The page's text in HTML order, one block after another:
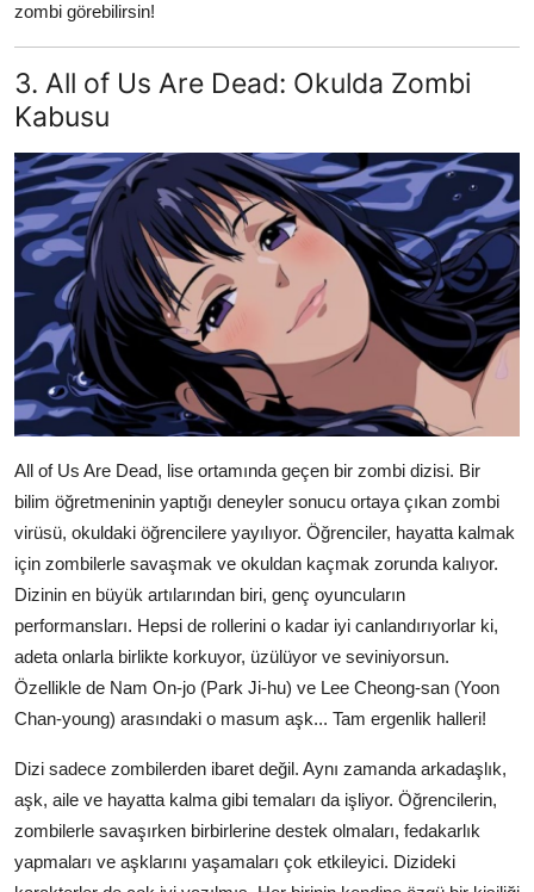
zombi görebilirsin!
3. All of Us Are Dead: Okulda Zombi
Kabusu
All of Us Are Dead, lise ortamında geçen bir zombi dizisi. Bir
bilim öğretmeninin yaptığı deneyler sonucu ortaya çıkan zombi
virüsü, okuldaki öğrencilere yayılıyor. Öğrenciler, hayatta kalmak
için zombilerle savaşmak ve okuldan kaçmak zorunda kalıyor.
Dizinin en büyük artılarından biri, genç oyuncuların
performansları. Hepsi de rollerini o kadar iyi canlandırıyorlar ki,
adeta onlarla birlikte korkuyor, üzülüyor ve seviniyorsun.
Özellikle de Nam On-jo (Park Ji-hu) ve Lee Cheong-san (Yoon
Chan-young) arasındaki o masum aşk... Tam ergenlik halleri!
Dizi sadece zombilerden ibaret değil. Aynı zamanda arkadaşlık,
aşk, aile ve hayatta kalma gibi temaları da işliyor. Öğrencilerin,
zombilerle savaşırken birbirlerine destek olmaları, fedakarlık
yapmaları ve aşklarını yaşamaları çok etkileyici. Dizideki